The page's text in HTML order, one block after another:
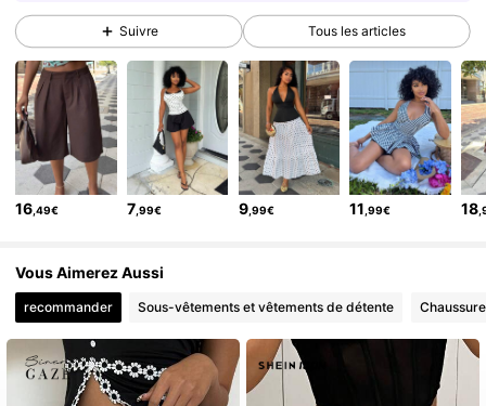
4,75 141K Suiveurs
4,75 141K Suiveurs
4,75 141K Suiveurs
4,75 141K Suiveurs
4,75 141K Suiveurs
4,75 141K Suiveurs
Suivre Tous les articles
16 ,49€ 7 ,99€ 9,99€ 11 ,99€ 18
Vous Aimerez Aussi
recommander Sous-vêtements et vêtements de détente